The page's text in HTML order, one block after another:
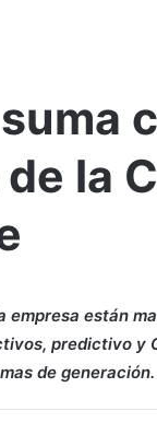
la
están
predictivo y
de generación.